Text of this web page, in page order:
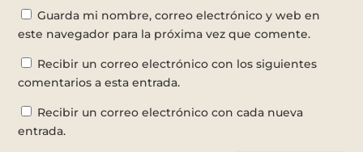
Guarda mi nombre, correo electrónico y web en
este navegador para la próxima vez que comente.
Recibir un correo electrónico con los siguientes
comentarios a esta entrada.
Recibir un correo electrónico con cada nueva
entrada.